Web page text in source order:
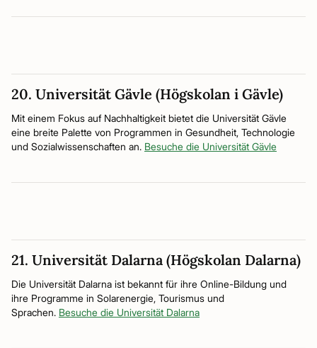
20. Universität Gävle (Högskolan i Gävle)
Mit einem Fokus auf Nachhaltigkeit bietet die Universität Gävle
eine breite Palette von Programmen in Gesundheit, Technologie
und Sozialwissenschaften an. Besuche die Universität Gävle
21. Universität Dalarna (Högskolan Dalarna)
Die Universität Dalarna ist bekannt für ihre Online-Bildung und
ihre Programme in Solarenergie, Tourismus und
Sprachen. Besuche die Universität Dalarna